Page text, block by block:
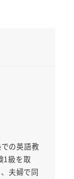
の英語教
1級を取
夫婦で同